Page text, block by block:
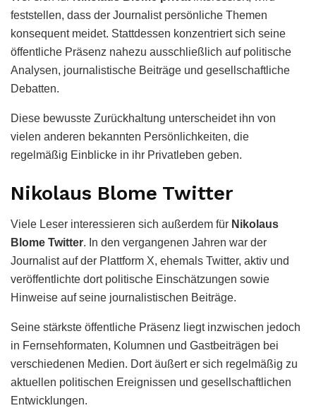
feststellen, dass der Journalist persönliche Themen
konsequent meidet. Stattdessen konzentriert sich seine
öffentliche Präsenz nahezu ausschließlich auf politische
Analysen, journalistische Beiträge und gesellschaftliche
Debatten.
Diese bewusste Zurückhaltung unterscheidet ihn von
vielen anderen bekannten Persönlichkeiten, die
regelmäßig Einblicke in ihr Privatleben geben.
Nikolaus Blome Twitter
Viele Leser interessieren sich außerdem für Nikolaus
Blome Twitter. In den vergangenen Jahren war der
Journalist auf der Plattform X, ehemals Twitter, aktiv und
veröffentlichte dort politische Einschätzungen sowie
Hinweise auf seine journalistischen Beiträge.
Seine stärkste öffentliche Präsenz liegt inzwischen jedoch
in Fernsehformaten, Kolumnen und Gastbeiträgen bei
verschiedenen Medien. Dort äußert er sich regelmäßig zu
aktuellen politischen Ereignissen und gesellschaftlichen
Entwicklungen.